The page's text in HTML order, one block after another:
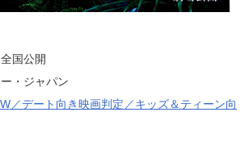
国公開
・ジャパン
／デート向き映画判定／キッズ＆ティーン向